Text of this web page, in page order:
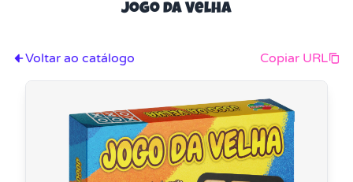
Jogo da Velha
Voltar ao catálogo Copiar URL